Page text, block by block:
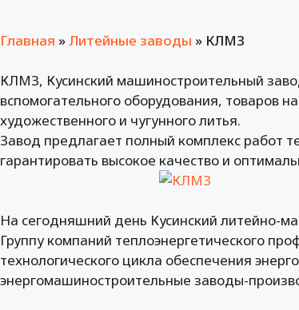
Главная »Литейные заводы » КЛМЗ
КЛМЗ, Кусинский машиностроительный
вспомогательного оборудования, товаров
художественного и чугунного литья.
Завод предлагает полный комплекс работ
гарантировать высокое качество и
На сегодняшний день Кусинский литейно-
Группу компаний теплоэнергетического
технологического цикла обеспечения
энергомашиностроительные заводы-